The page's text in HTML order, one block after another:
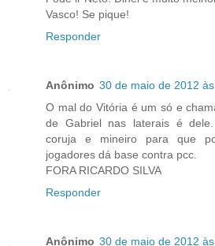
Vasco! Se pique!
Responder
Anônimo 30 de maio de 2012
O mal do Vitória é um só e
de Gabriel nas laterais é
coruja e mineiro para que
jogadores dá base contra pcc.
FORA RICARDO SILVA
Responder
Anônimo 30 de maio de 2012